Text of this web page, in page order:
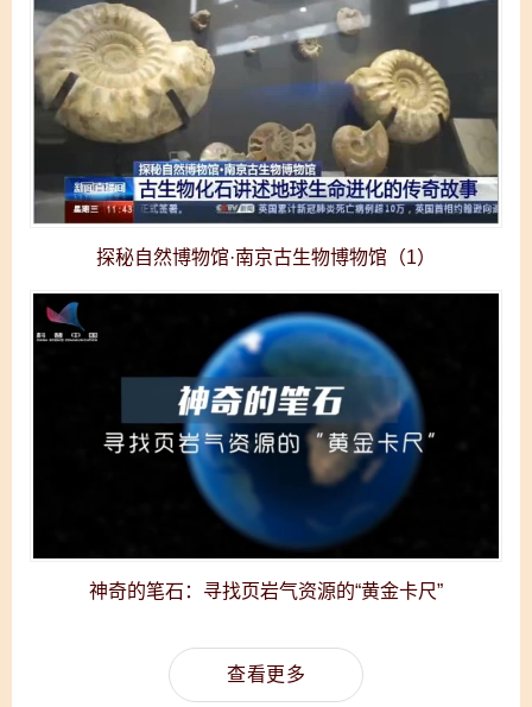
探秘自然博物馆·南京古生物博物馆（1）
神奇的笔石：寻找页岩气资源的“黄金卡尺”
查看更多